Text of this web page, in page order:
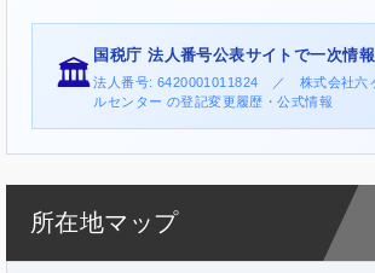
🏛️
国税庁 法人番号公表サイトで一次情
法人番号: 6420001011824 ／ 株式会社六
ルセンター の登記変更履歴・公式情報
所在地マップ